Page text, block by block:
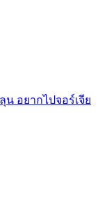
น อยากไปจอร์เจีย